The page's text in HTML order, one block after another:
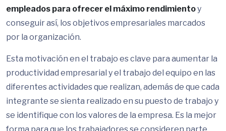
empleados para ofrecer el máximo rendimientoy
conseguir así, los objetivos empresariales marcados
por la organización.
Esta motivación en el trabajo es clave para aumentar la
productividad empresarial y el trabajo del equipo en las
diferentes actividades que realizan, además de que cada
integrante se sienta realizado en su puesto de trabajo y
se identifique con los valores de la empresa. Es la mejor